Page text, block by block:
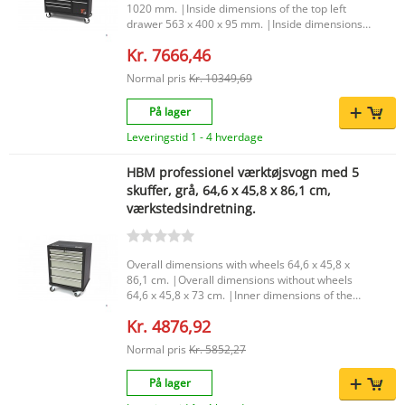
Sammenklappelig: nej Maksimal belastning: 150
kg Maksimal bæreevne: 25 kg Længde: 152 cm
Bredde: 50 cm Højde: 96,5 cm Plads mellem
bordplade og gulv: 78,5 cm Bordpladens
tykkelse: 30 mm Nettovægt: 38 kg Gevind til
arbejdsbænk kombinerer mobilitet,
opbevaringsplads og en solid arbejdsplads i én
gennemført enhed. Ideel til dig, der søger en
professionelt udseende.
1020 mm. |Inside dimensions of the top left
drawer 563 x 400 x 95 mm. |Inside dimensions
Kr. 7666,46
Normal pris Kr. 10349,69
På lager
Leveringstid 1 - 4 hverdage
HBM professionel værktøjsvogn med 5
skuffer, grå, 64,6 x 45,8 x 86,1 cm,
værkstedsindretning.
Overall dimensions with wheels 64,6 x 45,8 x
86,1 cm. |Overall dimensions without wheels
64,6 x 45,8 x 73 cm. |Inner dimensions of the
van 53,5 x 40 x 14 cm. |Dimensions of the
Hamerslag Poedercoating. |Packaging
dimensions 71 x 52 x 81 Cm. |
Kr. 4876,92
Normal pris Kr. 5852,27
På lager